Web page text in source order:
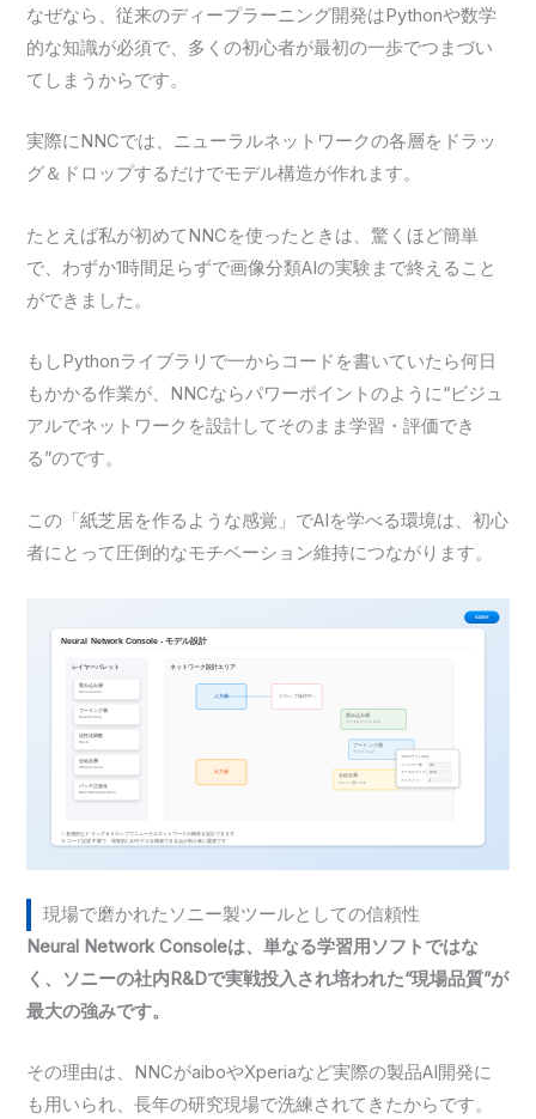
なぜなら、従来のディープラーニング開発はPythonや数学
的な知識が必須で、多くの初心者が最初の一歩でつまづい
てしまうからです。
実際にNNCでは、ニューラルネットワークの各層をドラッ
グ＆ドロップするだけでモデル構造が作れます。
たとえば私が初めてNNCを使ったときは、驚くほど簡単
で、わずか1時間足らずで画像分類AIの実験まで終えること
ができました。
もしPythonライブラリで一からコードを書いていたら何日
もかかる作業が、NNCならパワーポイントのように“ビジュ
アルでネットワークを設計してそのまま学習・評価でき
る”のです。
この「紙芝居を作るような感覚」でAIを学べる環境は、初心
者にとって圧倒的なモチベーション維持につながります。
現場で磨かれたソニー製ツールとしての信頼性
Neural Network Consoleは、単なる学習用ソフトではな
く、ソニーの社内R&Dで実戦投入され培われた“現場品質”が
最大の強みです。
その理由は、NNCがaiboやXperiaなど実際の製品AI開発に
も用いられ、長年の研究現場で洗練されてきたからです。